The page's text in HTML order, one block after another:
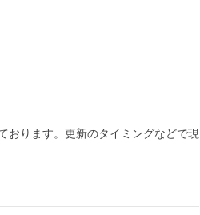
おります。更新のタイミングなどで現